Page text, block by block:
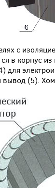
с
в корпус
для
вывод (5).